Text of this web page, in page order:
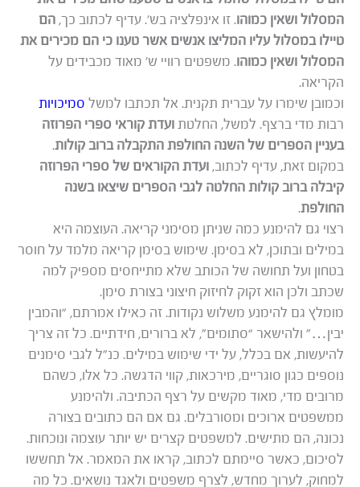
המסלול ושאין כמוהו. זו אינפלציה בש’. עדיף לכתוב כך, הם
טיילו במסלול עליו המליצו אנשים אשר טענו כי הם מכירים את
המסלול ושאין כמוהו. משפטים רוויי ש’ מאוד מכבידים על
הקריאה.
וכמובן שימרו על עברית תקנית. אל תכתבו למשל סמיכויות
רבות מדי ברצף. למשל, החלטתועדת קוראי ספרי הפרוזה
בעניין הספרים של השנה החולפת התקבלה ברוב קולות.
במקום זאת, עדיף לכתוב, ועדת הקוראים של ספרי הפרוזה
קיבלה ברוב קולות החלטה לגבי הספרים שיצאו בשנה
החולפת.
רצוי גם להימנע כמה שניתן מסימני קריאה. העוצמה היא
במילים ובתוכן, לא בסימן. שימוש בסימן קריאה מלמד על חוסר
בטחון ועל תחושה של הכותב שלא מתייחסים מספיק למה
שכתב ולכן הוא זקוק לחיזוק חיצוני בצורת סימן.
מומלץ גם להימנע משלוש נקודות. זה כאילו אמרתם, “והמבין
יבין…” ולהישאר “סתומים”, לא ברורים, חידתיים. כל זה צריך
להיעשות, אם בכלל, על ידי שימוש במילים. כנ”ל לגבי סימנים
נוספים כגון סוגריים, מירכאות, קווי הדגשה. כל אלו, כשהם
מרובים מדי, מאוד מקשים על רצף הכתיבה. ולהימנע
ממשפטים ארוכים ומסורבלים. גם אם הם כתובים בצורה
נכונה, הם מתישים. למשפטים קצרים יש יותר עוצמה ונוכחות.
לסיכום, כאשר סיימתם לכתוב, קראו את המאמר. אל תחששו
למחוק, לערוך מחדש, לצרף משפטים ולאגד נושאים. כל מה